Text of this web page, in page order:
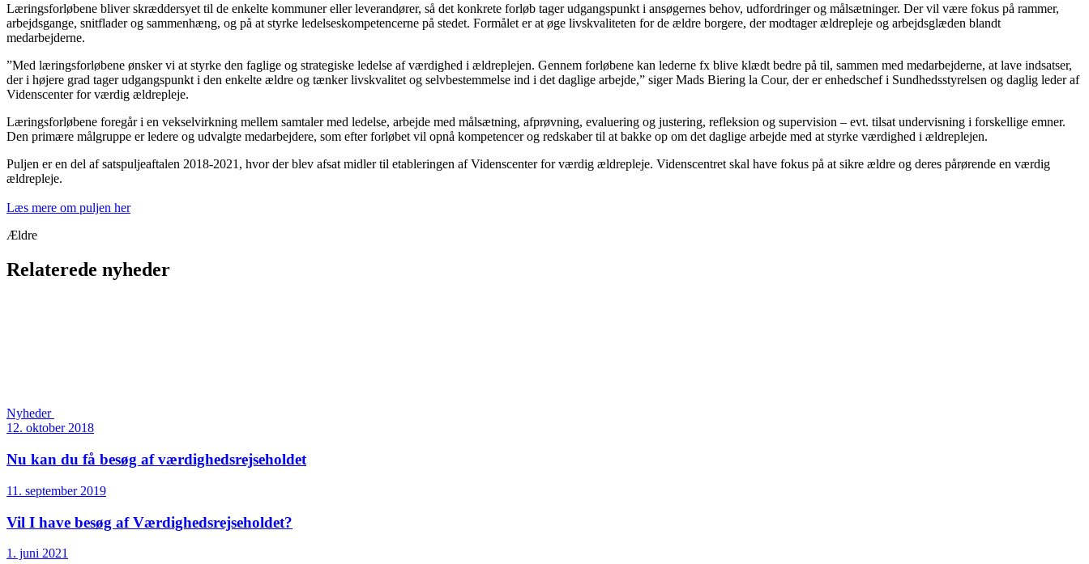
Læringsforløbene bliver skræddersyet til de enkelte kommuner eller leverandører, så det konkrete forløb tager udgangspunkt i ansøgernes behov, udfordringer og målsætninger. Der vil være fokus på rammer,
arbejdsgange, snitflader og sammenhæng, og på at styrke ledelseskompetencerne på stedet. Formålet er at øge livskvaliteten for de ældre borgere, der modtager ældrepleje og arbejdsglæden blandt
medarbejderne.
”Med læringsforløbene ønsker vi at styrke den faglige og strategiske ledelse af værdighed i ældreplejen. Gennem forløbene kan lederne fx blive klædt bedre på til, sammen med medarbejderne, at lave indsatser,
der i højere grad tager udgangspunkt i den enkelte ældre og tænker livskvalitet og selvbestemmelse ind i det daglige arbejde,” siger Mads Biering la Cour, der er enhedschef i Sundhedsstyrelsen og daglig leder af
Videnscenter for værdig ældrepleje.
Læringsforløbene foregår i en vekselvirkning mellem samtaler med ledelse, arbejde med målsætning, afprøvning, evaluering og justering, refleksion og supervision – evt. tilsat undervisning i forskellige emner.
Den primære målgruppe er ledere og udvalgte medarbejdere, som efter forløbet vil opnå kompetencer og redskaber til at bakke op om det daglige arbejde med at styrke værdighed i ældreplejen.
Puljen er en del af satspuljeaftalen 2018-2021, hvor der blev afsat midler til etableringen af Videnscenter for værdig ældrepleje. Videnscentret skal have fokus på at sikre ældre og deres pårørende en værdig
ældrepleje.
Læs mere om puljen her
Ældre
Relaterede nyheder
Nyheder
12. oktober 2018
Nu kan du få besøg af værdigheds­rejseholdet
11. september 2019
Vil I have besøg af Værdigheds­rejseholdet?
1. juni 2021